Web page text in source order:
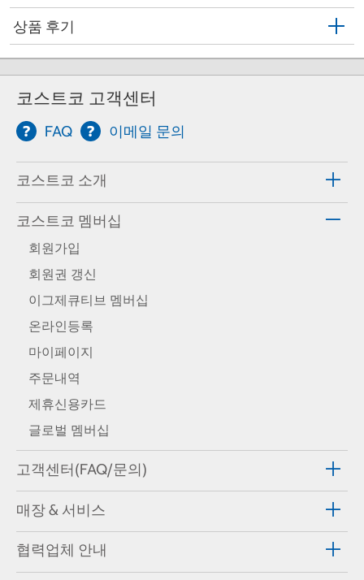
상품 후기
코스트코 고객센터
FAQ 이메일 문의
코스트코 소개
코스트코 멤버십
회원가입
회원권 갱신
이그제큐티브 멤버십
온라인등록
마이페이지
주문내역
제휴신용카드
글로벌 멤버십
고객센터(FAQ/문의)
매장 & 서비스
협력업체 안내